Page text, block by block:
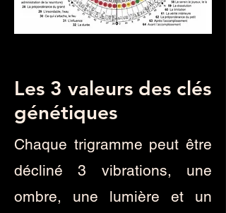
Les 3 valeurs des clés
génétiques
Chaque trigramme peut être
décliné 3 vibrations, une
ombre, une lumière et un